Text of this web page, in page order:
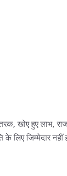
खोए हुए लाभ,
के लिए जिम्मेदार नहीं